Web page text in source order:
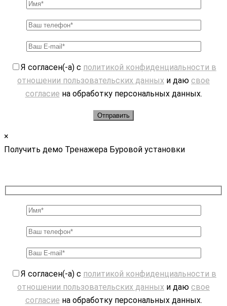
Я согласен(-а) с политикой конфиденциальности в
отношении пользовательских данных и даю свое
согласие на обработку персональных данных.
×
Получить демо Тренажера Буровой установки
Я согласен(-а) с политикой конфиденциальности в
отношении пользовательских данных и даю свое
согласие на обработку персональных данных.